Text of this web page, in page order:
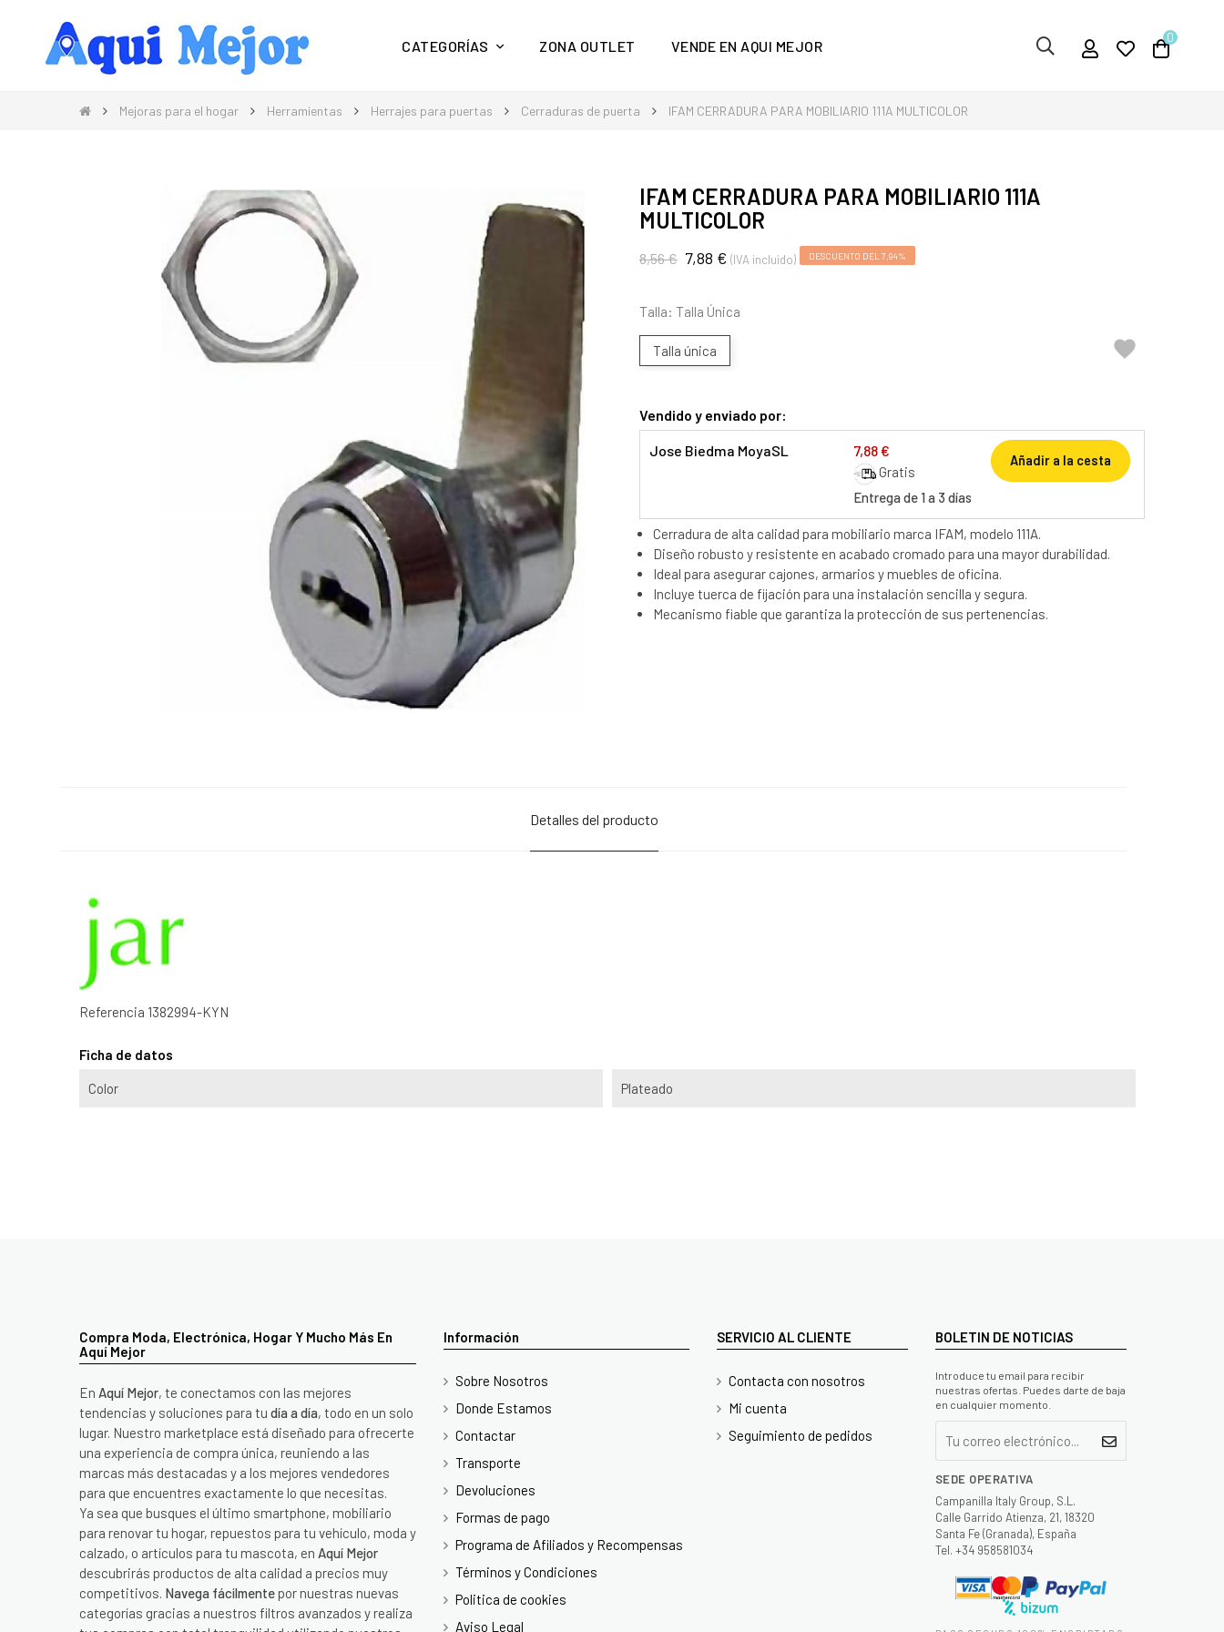
Compra Moda, Electrónica, Hogar y mucho más en Aquí Mejor
CATEGORÍAS ZONA OUTLET VENDE EN AQUI MEJOR 0
Mejoras para el hogar Herramientas Herrajes para puertas Cerraduras de puerta IFAM CERRADURA PARA MOBILIARIO 111A MULTICOLOR
IFAM CERRADURA PARA MOBILIARIO 111A
MULTICOLOR
8,56 € 7,88 € (IVA incluido) DESCUENTO DEL 7,94%
Talla: Talla Única
Talla única 
Vendido y enviado por:
Jose Biedma MoyaSL 7,88 €
Gratis
Entrega de 1 a 3 días
Añadir a la cesta
Cerradura de alta calidad para mobiliario marca IFAM, modelo 111A.
Diseño robusto y resistente en acabado cromado para una mayor durabilidad.
Ideal para asegurar cajones, armarios y muebles de oficina.
Incluye tuerca de fijación para una instalación sencilla y segura.
Mecanismo fiable que garantiza la protección de sus pertenencias.
Detalles del producto
Referencia 1382994-KYN
Ficha de datos
Color Plateado
Compra Moda, Electrónica, Hogar Y Mucho Más En
Aquí Mejor
En Aquí Mejor, te conectamos con las mejores
tendencias y soluciones para tu día a día, todo en un solo
lugar. Nuestro marketplace está diseñado para ofrecerte
una experiencia de compra única, reuniendo a las
marcas más destacadas y a los mejores vendedores
para que encuentres exactamente lo que necesitas.
Ya sea que busques el último smartphone, mobiliario
para renovar tu hogar, repuestos para tu vehículo, moda y
calzado, o artículos para tu mascota, en Aquí Mejor
descubrirás productos de alta calidad a precios muy
competitivos. Navega fácilmente por nuestras nuevas
categorías gracias a nuestros filtros avanzados y realiza
Información
Sobre Nosotros
Donde Estamos
Contactar
Transporte
Devoluciones
Formas de pago
Programa de Afiliados y Recompensas
Términos y Condiciones
Politica de cookies
Aviso Legal
SERVICIO AL CLIENTE
Contacta con nosotros
Mi cuenta
Seguimiento de pedidos
BOLETIN DE NOTICIAS
Introduce tu email para recibir
nuestras ofertas. Puedes darte de baja
en cualquier momento.
SEDE OPERATIVA
Campanilla Italy Group, S.L.
Calle Garrido Atienza, 21, 18320
Santa Fe (Granada), España
Tel. +34 958581034